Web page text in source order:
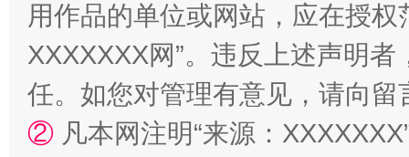
用作品的单位或网站，应在授
XXXXXXX网”。违反上述声明
任。如您对管理有意见，请向
② 凡本网注明“来源：